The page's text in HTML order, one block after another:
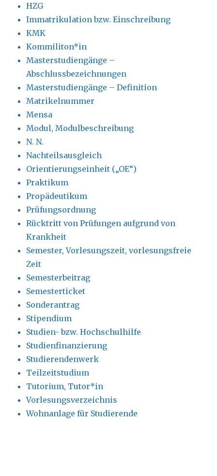
HZG
Immatrikulation bzw. Einschreibung
KMK
Kommiliton*in
Masterstudiengänge –
Abschlussbezeichnungen
Masterstudiengänge – Definition
Matrikelnummer
Mensa
Modul, Modulbeschreibung
N. N.
Nachteilsausgleich
Orientierungseinheit („OE“)
Praktikum
Propädeutikum
Prüfungsordnung
Rücktritt von Prüfungen aufgrund von
Krankheit
Semester, Vorlesungszeit, vorlesungsfreie
Zeit
Semesterbeitrag
Semesterticket
Sonderantrag
Stipendium
Studien- bzw. Hochschulhilfe
Studienfinanzierung
Studierendenwerk
Teilzeitstudium
Tutorium, Tutor*in
Vorlesungsverzeichnis
Wohnanlage für Studierende